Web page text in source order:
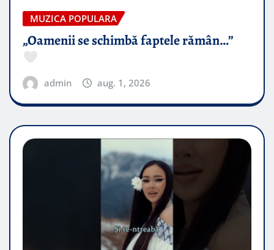
MUZICA POPULARA
„Oamenii se schimbă faptele rămân…”
admin aug. 1, 2026